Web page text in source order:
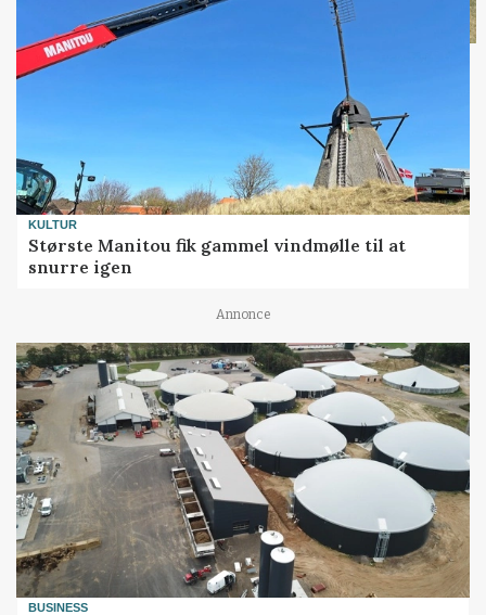
KULTUR
Største Manitou fik gammel vindmølle til at
snurre igen
Annonce
BUSINESS